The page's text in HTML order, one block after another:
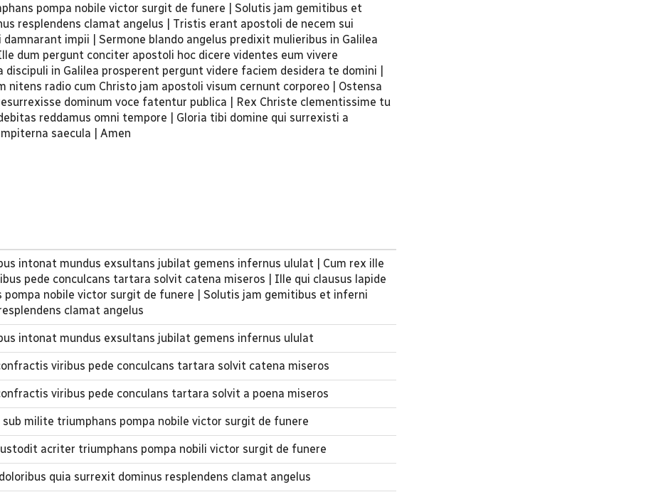
pompa nobile victor surgit de funere | Solutis jam gemitibus et
resplendens clamat angelus | Tristis erant apostoli de necem sui
impii | Sermone blando angelus predixit mulieribus in Galilea
dum pergunt conciter apostoli hoc dicere videntes eum vivere
in Galilea prosperent pergunt videre faciem desidera te domini |
nitens radio cum Christo jam apostoli visum cernunt corporeo | Ostensa
dominum voce fatentur publica | Rex Christe clementissime tu
reddamus omni tempore | Gloria tibi domine qui surrexisti a
saecula | Amen
intonat mundus exsultans jubilat gemens infernus ululat | Cum rex ille
pede conculcans tartara solvit catena miseros | Ille qui clausus lapide
nobile victor surgit de funere | Solutis jam gemitibus et inferni
clamat angelus
intonat mundus exsultans jubilat gemens infernus ululat
viribus pede conculcans tartara solvit catena miseros
viribus pede conculans tartara solvit a poena miseros
milite triumphans pompa nobile victor surgit de funere
acriter triumphans pompa nobili victor surgit de funere
quia surrexit dominus resplendens clamat angelus